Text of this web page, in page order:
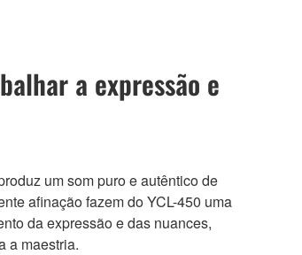
a expressão e
um som puro e autêntico de
afinação fazem do YCL-450 uma
da expressão e das nuances,
a maestria.